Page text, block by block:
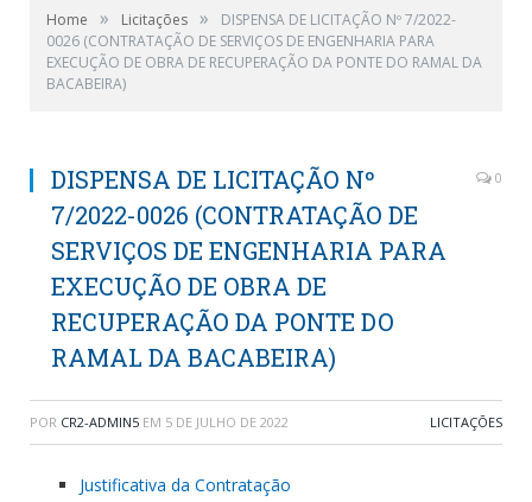
Home » Licitações »
DISPENSA DE LICITAÇÃO Nº 7/2022-
0026 (CONTRATAÇÃO DE SERVIÇOS DE ENGENHARIA PARA
EXECUÇÃO DE OBRA DE RECUPERAÇÃO DA PONTE DO RAMAL DA
BACABEIRA)
DISPENSA DE LICITAÇÃO Nº
7/2022-0026 (CONTRATAÇÃO DE
SERVIÇOS DE ENGENHARIA PARA
EXECUÇÃO DE OBRA DE
RECUPERAÇÃO DA PONTE DO
RAMAL DA BACABEIRA)
0
POR CR2-ADMIN5 EM 5 DE JULHO DE 2022 LICITAÇÕES
Justificativa da Contratação